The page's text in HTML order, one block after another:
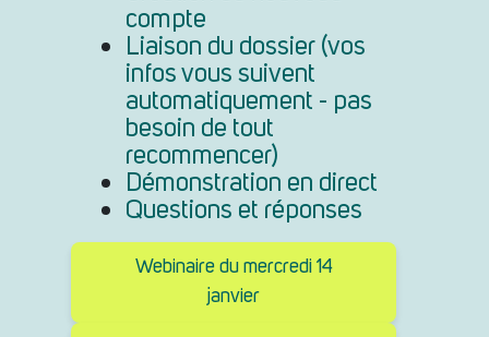
compte
Liaison du dossier (vos
infos vous suivent
automatiquement - pas
besoin de tout
recommencer)
Démonstration en direct
Questions et réponses
Webinaire du mercredi 14
janvier